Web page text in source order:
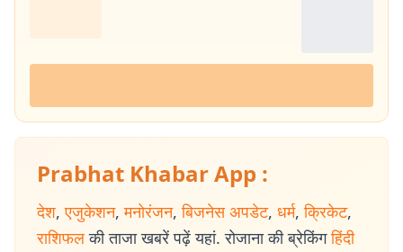
Prabhat Khabar App :
देश, एजुकेशन, मनोरंजन, बिजनेस अपडेट, धर्म, क्रिकेट,
राशिफल की ताजा खबरें पढ़ें यहां. रोजाना की ब्रेकिंग हिंदी